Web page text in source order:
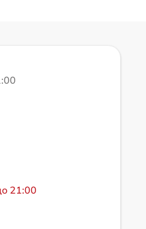
21:00